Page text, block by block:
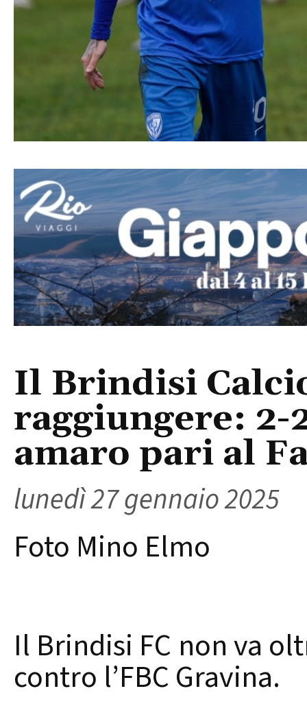
Il Brindisi
raggiungere:
amaro pari al
lunedì 27 gennaio 2025
Foto Mino Elmo
Il Brindisi FC non va
contro l’FBC Gravina.